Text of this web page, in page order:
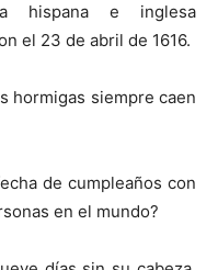
hispana e inglesa
el 23 de abril de 1616.
hormigas siempre caen
de cumpleaños con
en el mundo?